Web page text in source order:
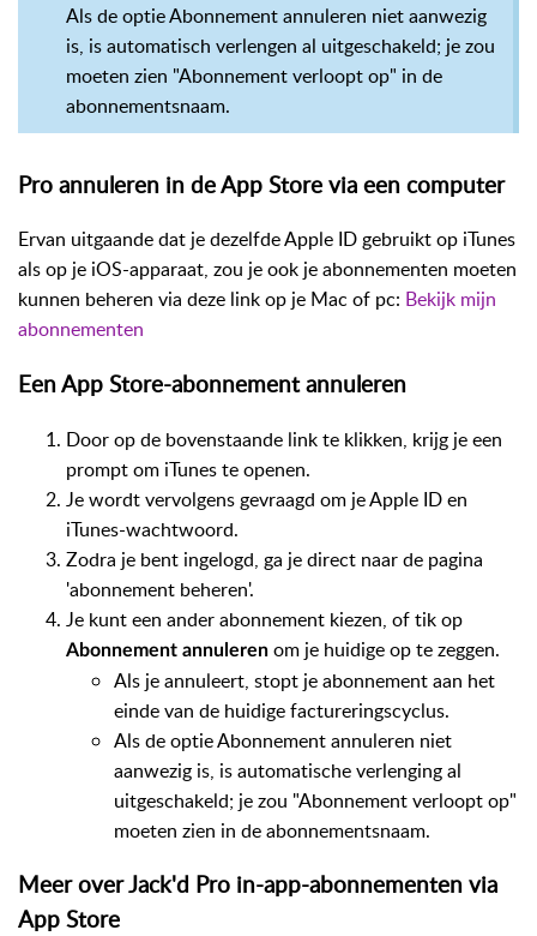
Als de optie Abonnement annuleren niet aanwezig
is, is automatisch verlengen al uitgeschakeld; je zou
moeten zien "Abonnement verloopt op" in de
abonnementsnaam.
Pro annuleren in de App Store via een computer
Ervan uitgaande dat je dezelfde Apple ID gebruikt op iTunes
als op je iOS-apparaat, zou je ook je abonnementen moeten
kunnen beheren via deze link op je Mac of pc: Bekijk mijn
abonnementen
Een App Store-abonnement annuleren
Door op de bovenstaande link te klikken, krijg je een
prompt om iTunes te openen.
Je wordt vervolgens gevraagd om je Apple ID en
iTunes-wachtwoord.
Zodra je bent ingelogd, ga je direct naar de pagina
'abonnement beheren'.
Je kunt een ander abonnement kiezen, of tik op
Abonnement annuleren om je huidige op te zeggen.
Als je annuleert, stopt je abonnement aan het
einde van de huidige factureringscyclus.
Als de optie Abonnement annuleren niet
aanwezig is, is automatische verlenging al
uitgeschakeld; je zou "Abonnement verloopt op"
moeten zien in de abonnementsnaam.
Meer over Jack'd Pro in-app-abonnementen via
App Store